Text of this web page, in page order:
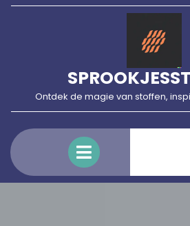
Skip
Ontdek de magie van stoffen,
Menu